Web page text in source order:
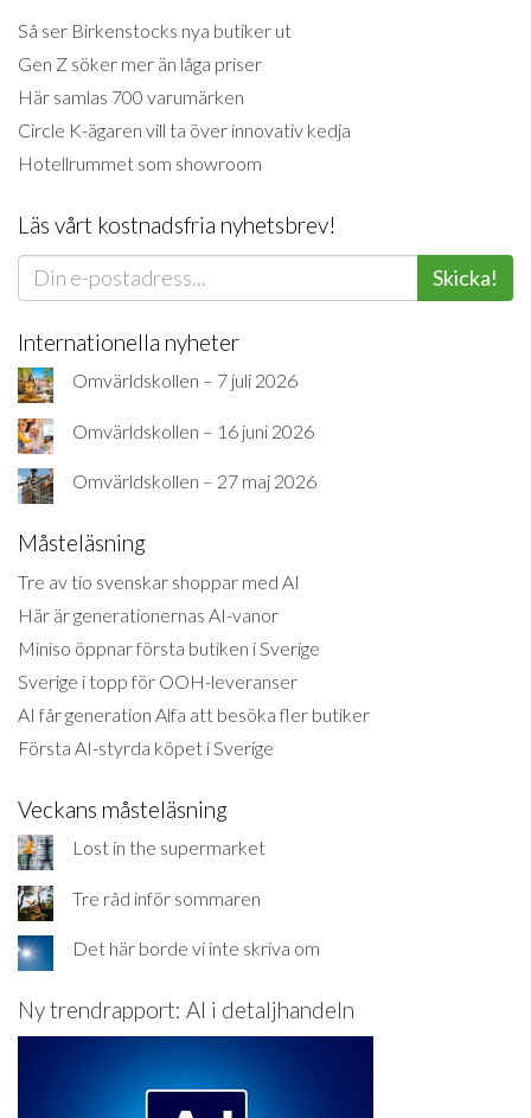
Så ser Birkenstocks nya butiker ut
Gen Z söker mer än låga priser
Här samlas 700 varumärken
Circle K-ägaren vill ta över innovativ kedja
Hotellrummet som showroom
Läs vårt kostnadsfria nyhetsbrev!
Skicka!
Internationella nyheter
Omvärldskollen – 7 juli 2026
Omvärldskollen – 16 juni 2026
Omvärldskollen – 27 maj 2026
Måsteläsning
Tre av tio svenskar shoppar med AI
Här är generationernas AI-vanor
Miniso öppnar första butiken i Sverige
Sverige i topp för OOH-leveranser
AI får generation Alfa att besöka fler butiker
Första AI-styrda köpet i Sverige
Veckans måsteläsning
Lost in the supermarket
Tre råd inför sommaren
Det här borde vi inte skriva om
Ny trendrapport: AI i detaljhandeln